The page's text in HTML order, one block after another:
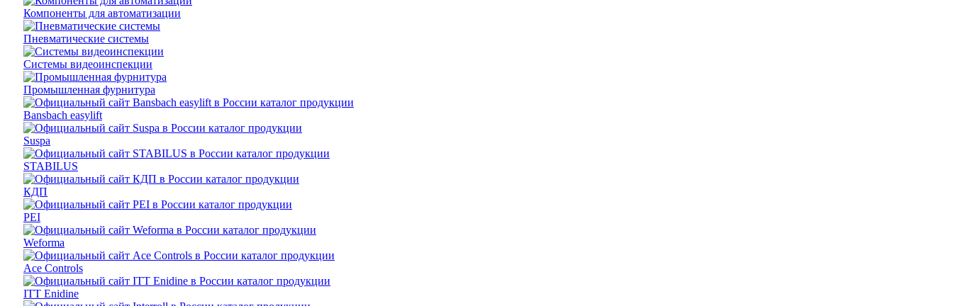
Компоненты для автоматизации
Пневматические системы
Системы видеоинспекции
Промышленная фурнитура
Bansbach easylift
Suspa
STABILUS
КДП
PEI
Weforma
Ace Controls
ITT Enidine